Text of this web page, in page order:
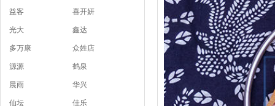
益客
喜开妍
光大
鑫达
多万康
众姓店
源源
鹤泉
晨雨
华兴
仙坛
佳乐